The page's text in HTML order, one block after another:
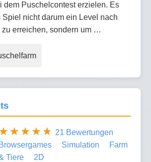
dem Puschelcontest erzielen. Es
Spiel nicht darum ein Level nach
zu erreichen, sondern um …
21 Bewertungen
Browsergames
Simulation
Farm
Tiere
2D